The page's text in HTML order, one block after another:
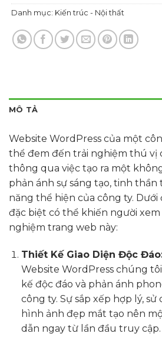
Danh mục: Kiến trúc - Nội thất
MÔ TẢ
Website WordPress của một
thể đem đến trải nghiệm thú vị
thông qua việc tạo ra một
phản ánh sự sáng tạo, tinh thần
năng thể hiện của công ty. Dưới
đặc biệt có thể khiến người
nghiệm trang web này:
Thiết Kế Giao Diện Độc
Website WordPress chúng
kế độc đáo và phản ánh
công ty. Sự sắp xếp hợp lý, sử
hình ảnh đẹp mắt tạo nên
dẫn ngay từ lần đầu truy cập.